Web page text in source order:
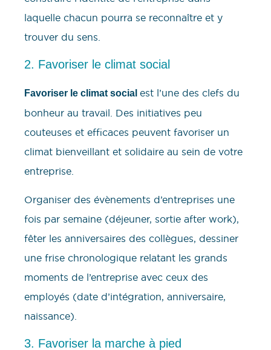
laquelle chacun pourra se reconnaître et y
trouver du sens.
2. Favoriser le climat social
Favoriser le climat social est l’une des clefs du
bonheur au travail. Des initiatives peu
couteuses et efficaces peuvent favoriser un
climat bienveillant et solidaire au sein de votre
entreprise.
Organiser des évènements d’entreprises une
fois par semaine (déjeuner, sortie after work),
fêter les anniversaires des collègues, dessiner
une frise chronologique relatant les grands
moments de l’entreprise avec ceux des
employés (date d’intégration, anniversaire,
naissance).
3. Favoriser la marche à pied